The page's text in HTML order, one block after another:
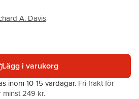
A. Davis
Lägg i varukorg
inom 10-15 vardagar. Fri frakt för
249 kr.